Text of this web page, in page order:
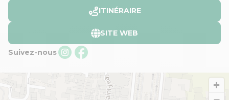
ITINÉRAIRE
SITE WEB
Suivez-nous